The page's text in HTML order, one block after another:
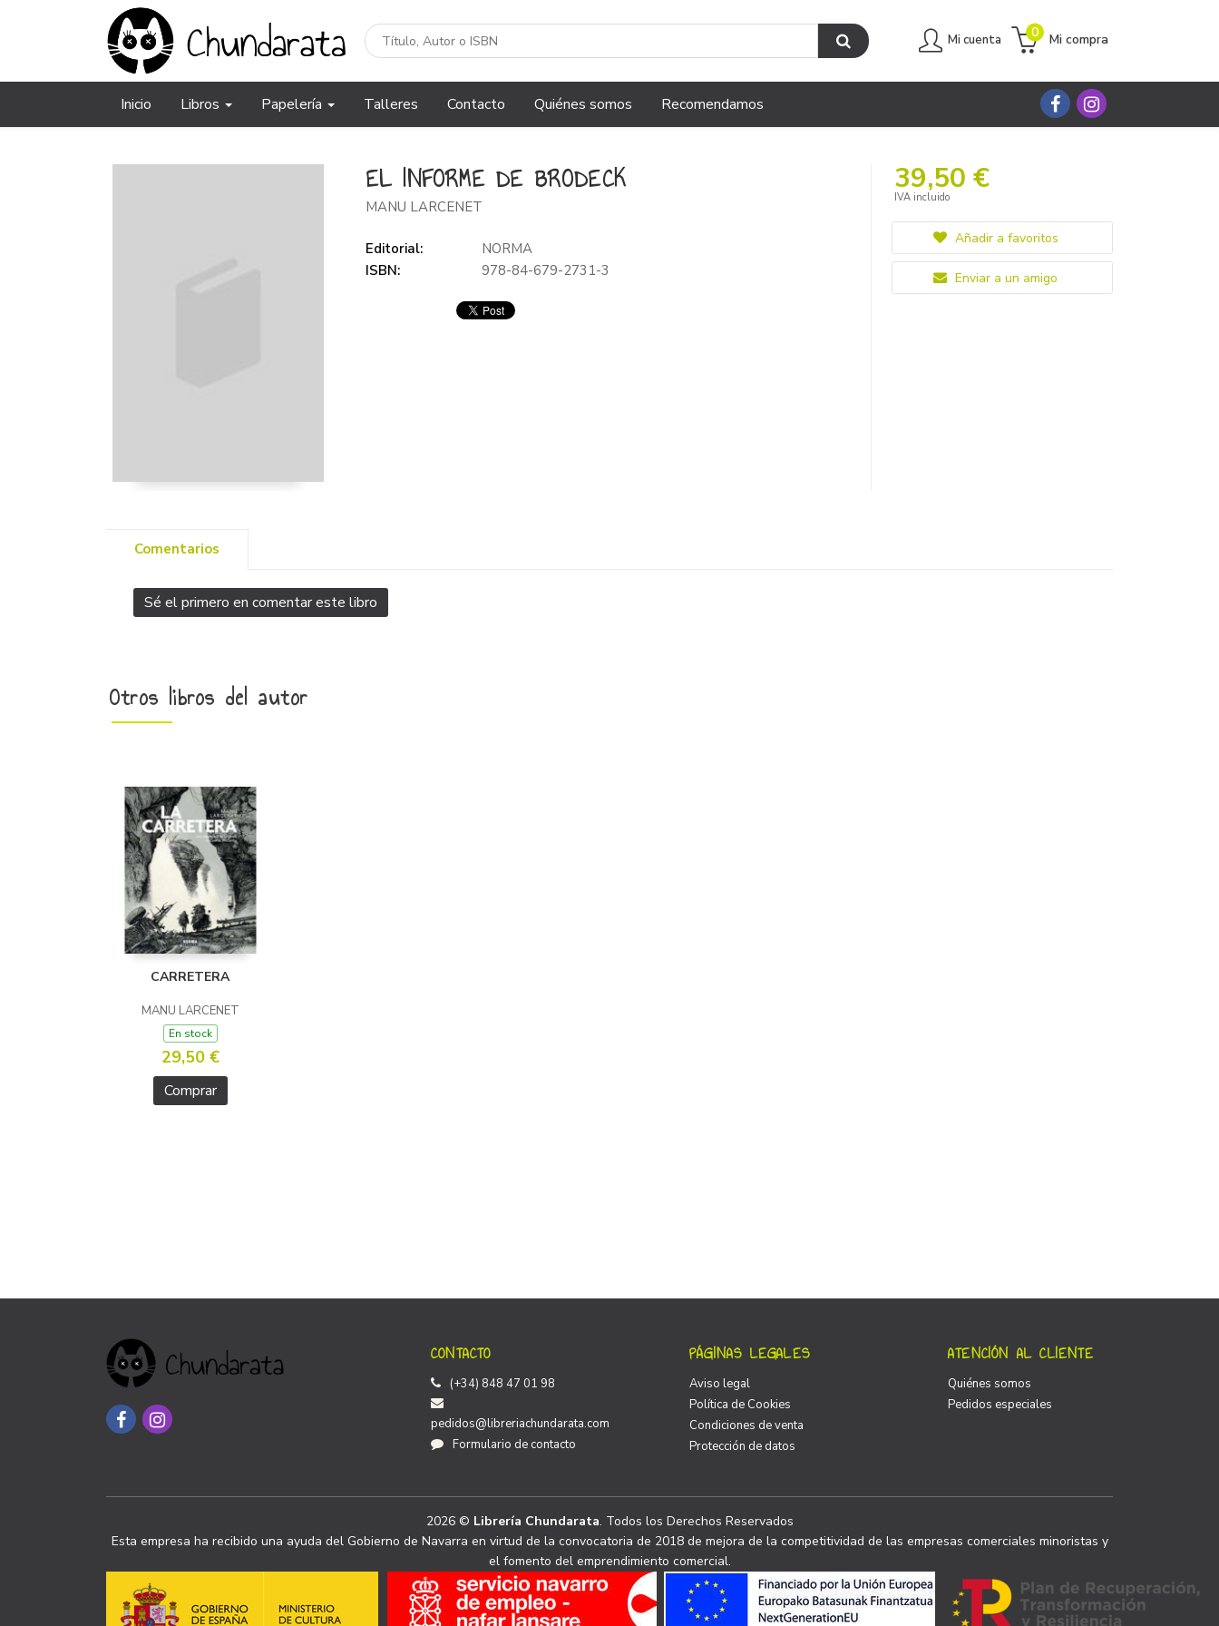
Mi cuenta Mi compra
0
Inicio Libros Papelería Talleres Contacto Quiénes somos Recomendamos
EL INFORME DE BRODECK
MANU LARCENET
Editorial:
NORMA
ISBN:
978-84-679-2731-3
39,50 €
IVA incluido
Añadir a favoritos
Enviar a un amigo
Comentarios
Sé el primero en comentar este libro
Otros libros del autor
CARRETERA
MANU LARCENET
En stock
29,50 €
Comprar
CONTACTO
(+34) 848 47 01 98
pedidos@libreriachundarata.com
Formulario de contacto
PÁGINAS LEGALES
Aviso legal
Política de Cookies
Condiciones de venta
Protección de datos
ATENCIÓN AL CLIENTE
Quiénes somos
Pedidos especiales
2026 © Librería Chundarata. Todos los Derechos Reservados
Esta empresa ha recibido una ayuda del Gobierno de Navarra en virtud de la convocatoria de 2018 de mejora de la competitividad de las empresas comerciales minoristas y
el fomento del emprendimiento comercial.